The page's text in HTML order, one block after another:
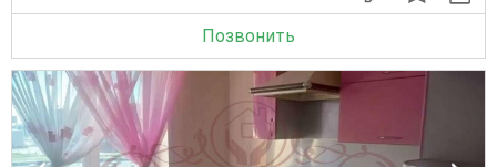
Позвонить